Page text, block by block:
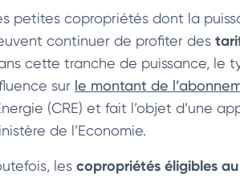
petites copropriétés dont la
continuer de profiter des
cette tranche de puissance, le
sur le montant de
(CRE) et fait l’objet d’une
de l’Economie.
les copropriétés éligibles au